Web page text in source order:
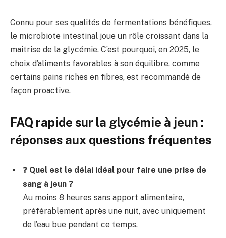
Connu pour ses qualités de fermentations bénéfiques,
le microbiote intestinal joue un rôle croissant dans la
maîtrise de la glycémie. C’est pourquoi, en 2025, le
choix d’aliments favorables à son équilibre, comme
certains pains riches en fibres, est recommandé de
façon proactive.
FAQ rapide sur la glycémie à jeun :
réponses aux questions fréquentes
❓ Quel est le délai idéal pour faire une prise de
sang à jeun ?
Au moins 8 heures sans apport alimentaire,
préférablement après une nuit, avec uniquement
de l’eau bue pendant ce temps.